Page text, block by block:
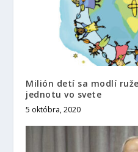
Milión detí sa modlí
jednotu vo svete
5 októbra, 2020